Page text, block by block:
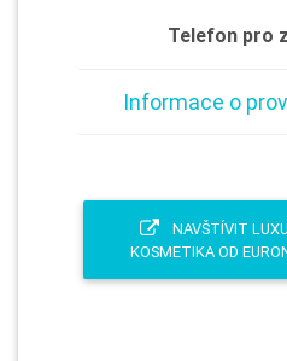
Telefon pro
Informace o
NAVŠTÍVIT
KOSMETIKA OD